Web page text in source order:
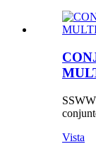
Vista